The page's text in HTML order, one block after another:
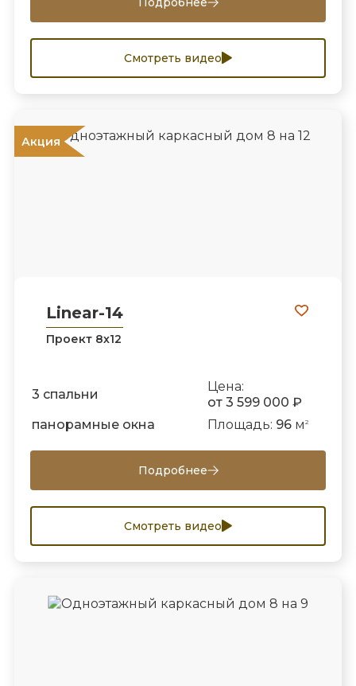
Смотреть видео
Акция
Linear-14
Проект 8х12
3 спальни
Цена:
от 3 599 000 ₽
панорамные окна
Площадь: 96м 2
Подробнее
Смотреть видео